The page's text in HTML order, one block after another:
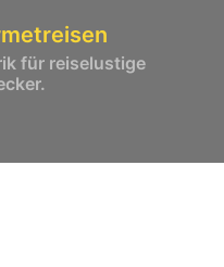
für reiselustige